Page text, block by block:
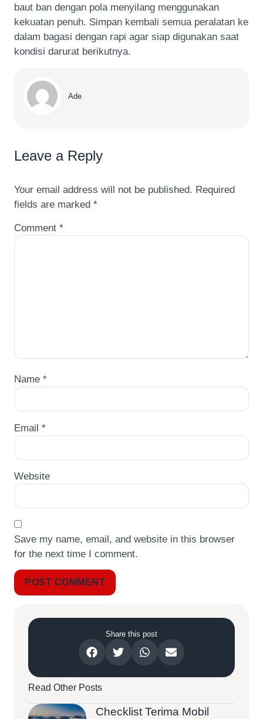
baut ban dengan pola menyilang menggunakan
kekuatan penuh. Simpan kembali semua peralatan ke
dalam bagasi dengan rapi agar siap digunakan saat
kondisi darurat berikutnya.
Ade
Leave a Reply
Your email address will not be published. Required
fields are marked *
Comment *
Name *
Email *
Website
Save my name, email, and website in this browser
for the next time I comment.
Read Other Posts
Checklist Terima Mobil
Share this post